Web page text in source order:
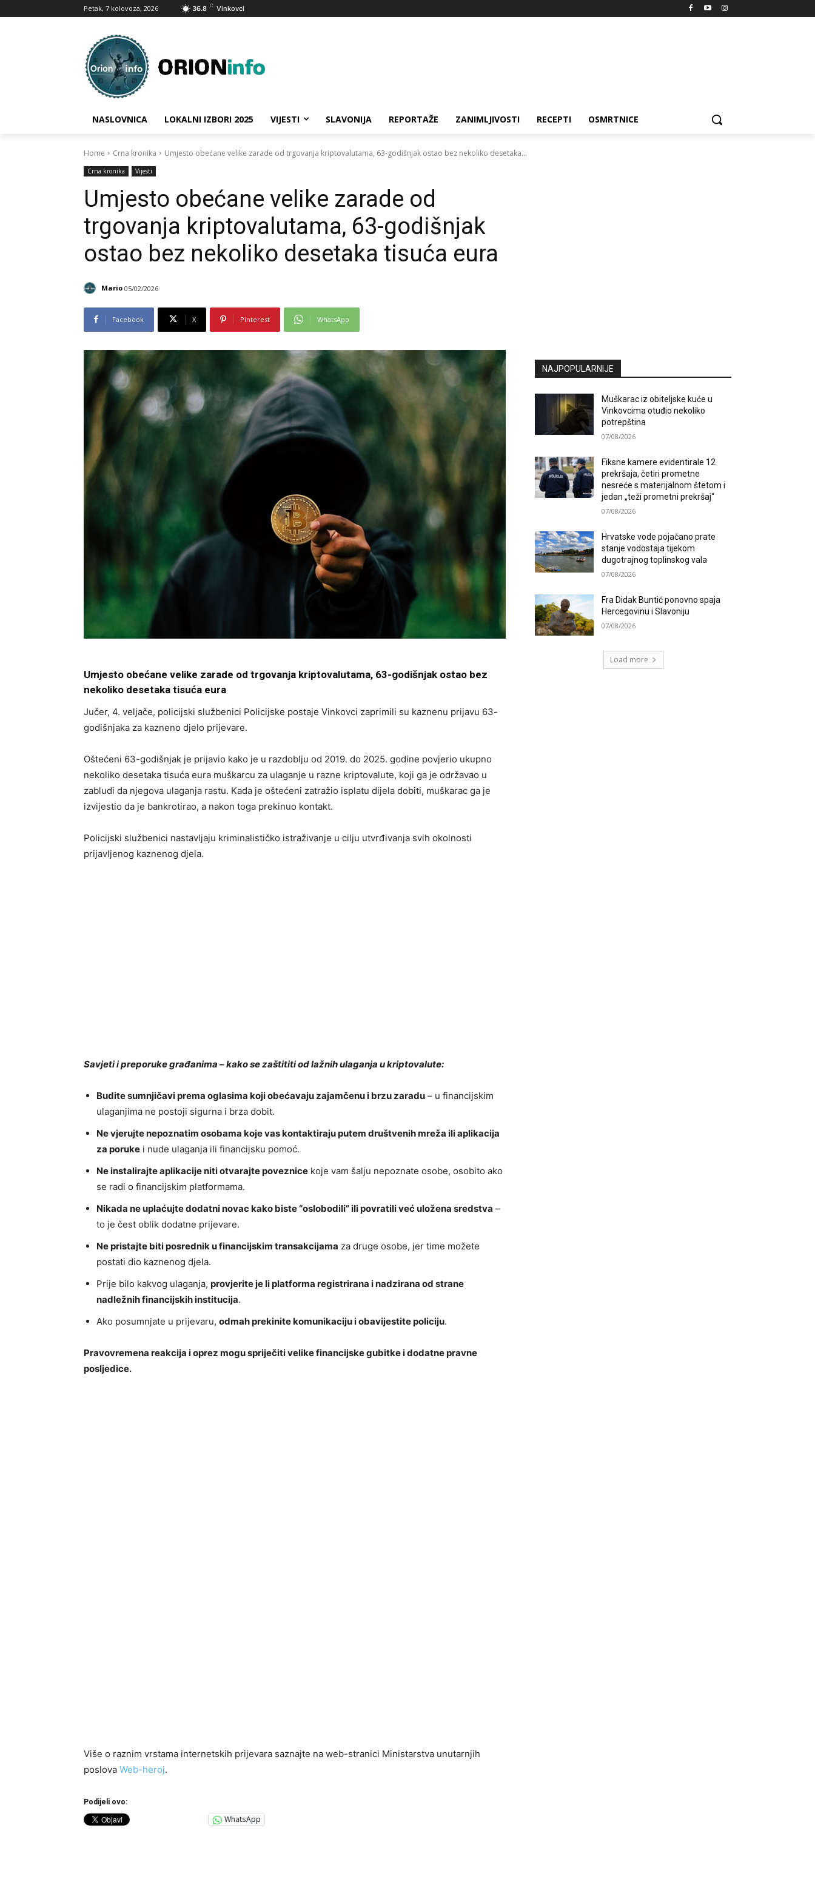
Petak, 7 kolovoza, 2026 36.8 C Vinkovci
NASLOVNICA LOKALNI IZBORI 2025 VIJESTI SLAVONIJA REPORTAŽE ZANIMLJIVOSTI RECEPTI OSMRTNICE
Home Crna kronika Umjesto obećane velike zarade od trgovanja kriptovalutama, 63-godišnjak ostao bez nekoliko desetaka...
Crna kronika Vijesti
Umjesto obećane velike zarade od
trgovanja kriptovalutama, 63-godišnjak
ostao bez nekoliko desetaka tisuća eura
Mario 05/02/2026
Facebook X Pinterest WhatsApp
Umjesto obećane velike zarade od trgovanja kriptovalutama, 63-godišnjak ostao bez
nekoliko desetaka tisuća eura
Jučer, 4. veljače, policijski službenici Policijske postaje Vinkovci zaprimili su kaznenu prijavu 63-
godišnjaka za kazneno djelo prijevare.
Oštećeni 63-godišnjak je prijavio kako je u razdoblju od 2019. do 2025. godine povjerio ukupno
nekoliko desetaka tisuća eura muškarcu za ulaganje u razne kriptovalute, koji ga je održavao u
zabludi da njegova ulaganja rastu. Kada je oštećeni zatražio isplatu dijela dobiti, muškarac ga je
izvijestio da je bankrotirao, a nakon toga prekinuo kontakt.
Policijski službenici nastavljaju kriminalističko istraživanje u cilju utvrđivanja svih okolnosti
prijavljenog kaznenog djela.
Savjeti i preporuke građanima – kako se zaštititi od lažnih ulaganja u kriptovalute:
Budite sumnjičavi prema oglasima koji obećavaju zajamčenu i brzu zaradu – u financijskim
ulaganjima ne postoji sigurna i brza dobit.
Ne vjerujte nepoznatim osobama koje vas kontaktiraju putem društvenih mreža ili aplikacija
za poruke i nude ulaganja ili financijsku pomoć.
Ne instalirajte aplikacije niti otvarajte poveznice koje vam šalju nepoznate osobe, osobito ako
se radi o financijskim platformama.
Nikada ne uplaćujte dodatni novac kako biste “oslobodili” ili povratili već uložena sredstva –
to je čest oblik dodatne prijevare.
Ne pristajte biti posrednik u financijskim transakcijama za druge osobe, jer time možete
postati dio kaznenog djela.
Prije bilo kakvog ulaganja, provjerite je li platforma registrirana i nadzirana od strane
nadležnih financijskih institucija.
Ako posumnjate u prijevaru, odmah prekinite komunikaciju i obavijestite policiju.
Pravovremena reakcija i oprez mogu spriječiti velike financijske gubitke i dodatne pravne
posljedice.
Više o raznim vrstama internetskih prijevara saznajte na web-stranici Ministarstva unutarnjih
poslova Web-heroj.
Podijeli ovo:
WhatsApp
NAJPOPULARNIJE
Muškarac iz obiteljske kuće u
Vinkovcima otuđio nekoliko
potrepština
07/08/2026
Fiksne kamere evidentirale 12
prekršaja, četiri prometne
nesreće s materijalnom štetom i
jedan „teži prometni prekršaj“
07/08/2026
Hrvatske vode pojačano prate
stanje vodostaja tijekom
dugotrajnog toplinskog vala
07/08/2026
Fra Didak Buntić ponovno spaja
Hercegovinu i Slavoniju
07/08/2026
Load more